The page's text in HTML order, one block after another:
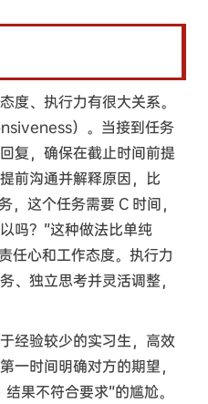
度、执行力有很大关系。
）。当接到任务
复，确保在截止时间前提
前沟通并解释原因，比
，这个任务需要 C 时间，
吗？”这种做法比单纯
任心和工作态度。执行力
、独立思考并灵活调整，
经验较少的实习生，高效
一时间明确对方的期望，
果不符合要求”的尴尬。